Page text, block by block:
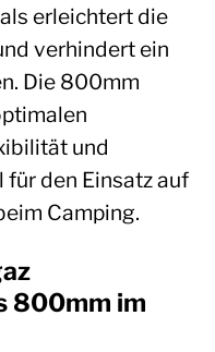
erleichtert die
verhindert ein
Die 800mm
und
den Einsatz auf
Camping.
800mm im